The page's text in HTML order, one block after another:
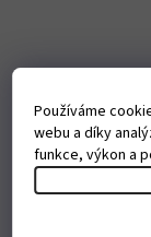
Používáme
webu a díky
funkce, výkon a